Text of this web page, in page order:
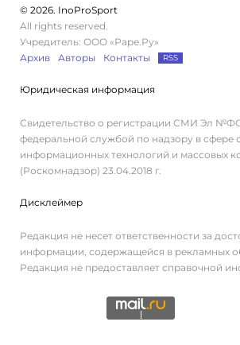
© 2026. InoProSport
All rights reserved.
Учредитель: ООО «Раре.Ру»
Архив
Авторы Контакты RSS
Юридическая информация
Свидетельство о регистрации СМИ Эл
федеральной службой по надзору в сфере
информационных технологий и массовых
(Роскомнадзор) 23.04.2018 г.
Дисклеймер
Редакция не несет ответственности за
информации, содержащейся в рекламных
Редакция не предоставляет справочной